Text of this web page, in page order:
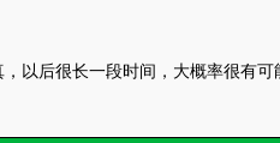
，以后很长一段时间，大概率很有